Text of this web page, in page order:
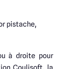
à droite pour
Coulisoft, la